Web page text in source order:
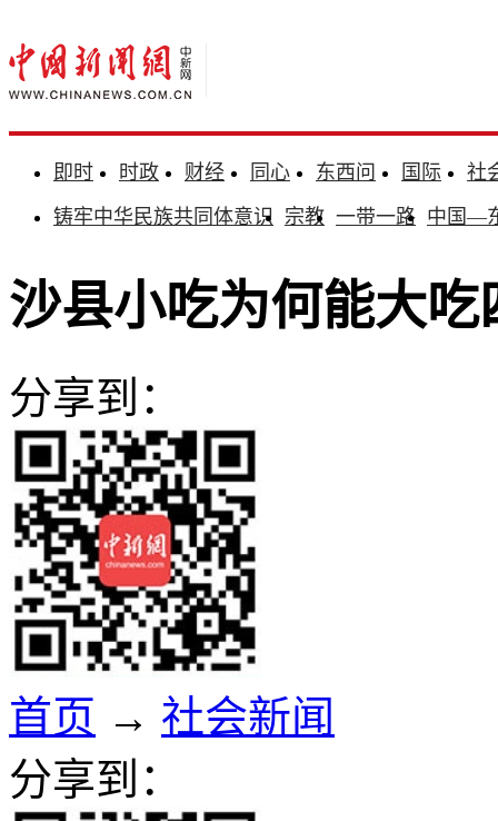
即时 时政 财经 同心 东西问 国际
社
铸牢中华民族共同体意识 宗教 一带一路 中国—
沙县小吃为何能大吃
分享到：
首页 → 社会新闻
分享到：